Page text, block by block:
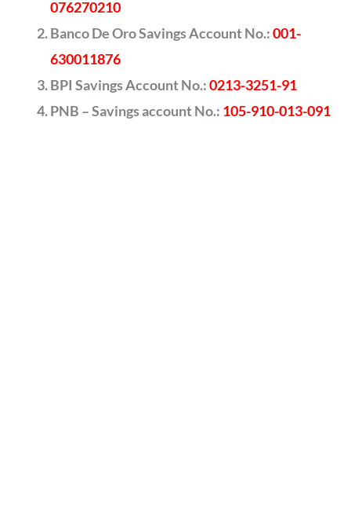
076270210
Banco De Oro Savings Account No.:001-
630011876
BPI Savings Account No.:0213-3251-91
PNB – Savings account No.: 105-910-013-091